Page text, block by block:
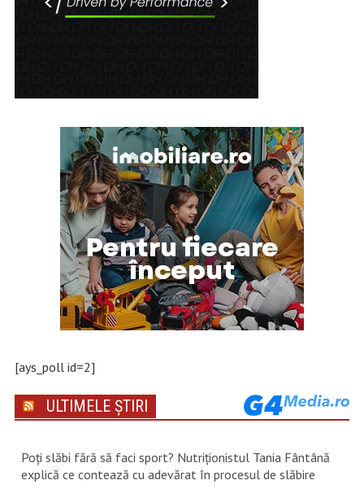
[ays_poll id=2]
ULTIMELE ȘTIRI
Poți slăbi fără să faci sport? Nutriționistul Tania Fântână
explică ce contează cu adevărat în procesul de slăbire